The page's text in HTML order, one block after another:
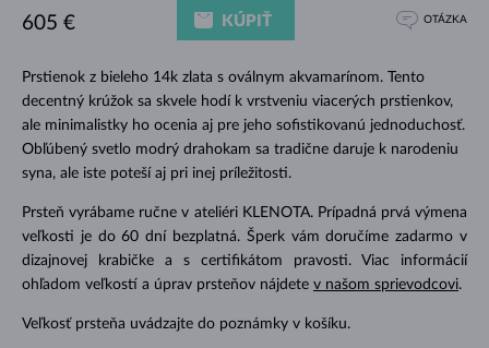
Prstienok z bieleho 14k zlata s oválnym akvamarínom. Tento
decentný krúžok sa skvele hodí k vrstveniu viacerých prstienkov,
ale minimalistky ho ocenia aj pre jeho sofistikovanú jednoduchosť.
Obľúbený svetlo modrý drahokam sa tradične daruje k narodeniu
syna, ale iste poteší aj pri inej príležitosti.
Prsteň vyrábame ručne v ateliéri KLENOTA. Prípadná prvá výmena
veľkosti je do 60 dní bezplatná. Šperk vám doručíme zadarmo v
dizajnovej krabičke a s certifikátom pravosti. Viac informácií
ohľadom veľkostí a úprav prsteňov nájdete v našom sprievodcovi.
Veľkosť prsteňa uvádzajte do poznámky v košíku.
605 € KÚPIŤ OTÁZKA